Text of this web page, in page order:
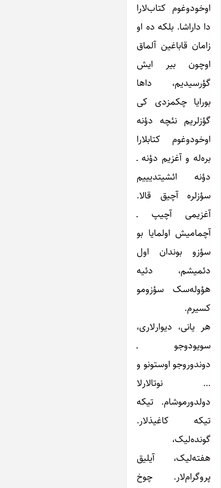
اوخودوغوم کتاب‌لارا
دا داراشا. بلکه ده او
زامان قاباغین آلماق
اوچون بیر ایش
گؤرسیدیم، داها
بورایا چکمزدی کی
گؤزلریم نئچه دؤنه
اوخودوغوم کتابلارا
بره‌له و آغزیم دؤنه ـ
دؤنه ائشیتدیییم
سؤزلره آچیق قالا.
آغزیمی آچیپ ـ
آچمامیش اولمایا بو
سؤزو بوندان اول
دئمیشم، دئیه
هؤوله‌سک سؤزومو
کسیرم.
هر یانی، دیوارلاری،
سویودوجو ـ
دوندوروجو اوستونو و
… نوتالارلا
دولدورموشام. تیکه
تیکه کاغیذلار.
گونده‌لیک،
هفته‌لیک، آیلیق
پروگرام‌لار. چوخ